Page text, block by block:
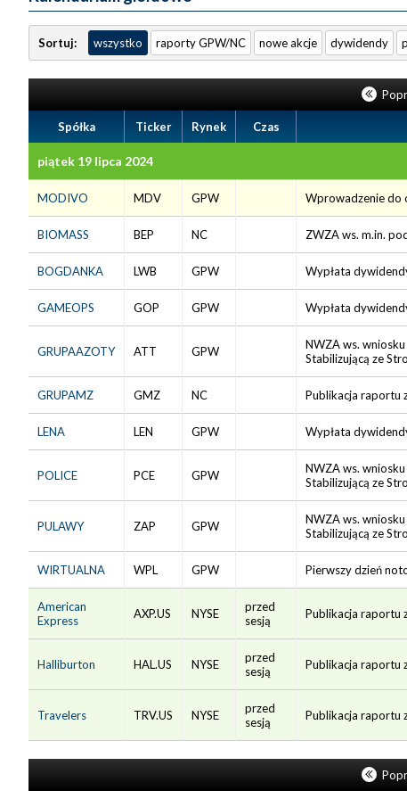
Sortuj: wszystko raporty GPW/NC nowe akcje dywidendy
Spółka Ticker Rynek Czas
piątek 19 lipca 2024
MODIVO MDV GPW Wprowadzenie do
BIOMASS BEP NC ZWZA ws. m.in.
BOGDANKA LWB GPW Wypłata
GAMEOPS GOP GPW Wypłata
GRUPAAZOTY ATT GPW
NWZA ws.
Stabilizującą ze
GRUPAMZ GMZ NC Publikacja raportu
LENA LEN GPW Wypłata
POLICE PCE GPW
NWZA ws.
Stabilizującą ze
PULAWY ZAP GPW
NWZA ws.
Stabilizującą ze
WIRTUALNA WPL GPW Pierwszy dzień
American
Express
AXP.US NYSE
przed
sesją
Publikacja raportu
Halliburton HAL.US NYSE
przed
sesją
Publikacja raportu
Travelers TRV.US NYSE
przed
sesją
Publikacja raportu